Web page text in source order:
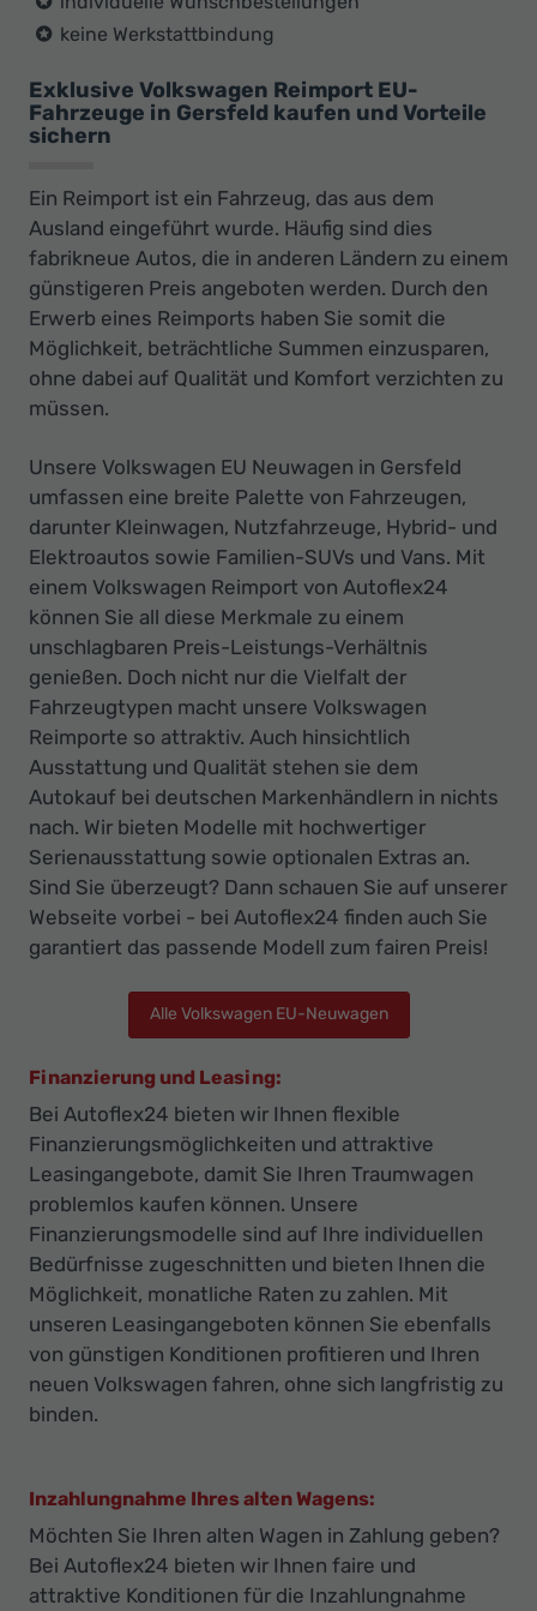
keine Werkstattbindung
Exklusive Volkswagen Reimport EU-
Fahrzeuge in Gersfeld kaufen und Vorteile
sichern
Ein Reimport ist ein Fahrzeug, das aus dem
Ausland eingeführt wurde. Häufig sind dies
fabrikneue Autos, die in anderen Ländern zu einem
günstigeren Preis angeboten werden. Durch den
Erwerb eines Reimports haben Sie somit die
Möglichkeit, beträchtliche Summen einzusparen,
ohne dabei auf Qualität und Komfort verzichten zu
müssen.
Unsere Volkswagen EU Neuwagen in Gersfeld
umfassen eine breite Palette von Fahrzeugen,
darunter Kleinwagen, Nutzfahrzeuge, Hybrid- und
Elektroautos sowie Familien-SUVs und Vans. Mit
einem Volkswagen Reimport von Autoflex24
können Sie all diese Merkmale zu einem
unschlagbaren Preis-Leistungs-Verhältnis
genießen. Doch nicht nur die Vielfalt der
Fahrzeugtypen macht unsere Volkswagen
Reimporte so attraktiv. Auch hinsichtlich
Ausstattung und Qualität stehen sie dem
Autokauf bei deutschen Markenhändlern in nichts
nach. Wir bieten Modelle mit hochwertiger
Serienausstattung sowie optionalen Extras an.
Sind Sie überzeugt? Dann schauen Sie auf unserer
Webseite vorbei - bei Autoflex24 finden auch Sie
garantiert das passende Modell zum fairen Preis!
Alle Volkswagen EU-Neuwagen
Finanzierung und Leasing:
Bei Autoflex24 bieten wir Ihnen flexible
Finanzierungsmöglichkeiten und attraktive
Leasingangebote, damit Sie Ihren Traumwagen
problemlos kaufen können. Unsere
Finanzierungsmodelle sind auf Ihre individuellen
Bedürfnisse zugeschnitten und bieten Ihnen die
Möglichkeit, monatliche Raten zu zahlen. Mit
unseren Leasingangeboten können Sie ebenfalls
von günstigen Konditionen profitieren und Ihren
neuen Volkswagen fahren, ohne sich langfristig zu
binden.
Inzahlungnahme Ihres alten Wagens:
Möchten Sie Ihren alten Wagen in Zahlung geben?
Bei Autoflex24 bieten wir Ihnen faire und
attraktive Konditionen für die Inzahlungnahme